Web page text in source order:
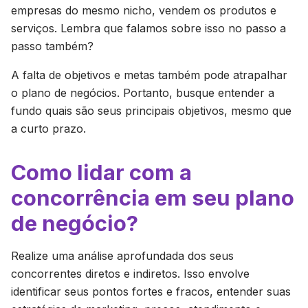
empresas do mesmo nicho, vendem os produtos e
serviços. Lembra que falamos sobre isso no passo a
passo também?
A falta de objetivos e metas também pode atrapalhar
o plano de negócios. Portanto, busque entender a
fundo quais são seus principais objetivos, mesmo que
a curto prazo.
Como lidar com a
concorrência em seu plano
de negócio?
Realize uma análise aprofundada dos seus
concorrentes diretos e indiretos. Isso envolve
identificar seus pontos fortes e fracos, entender suas